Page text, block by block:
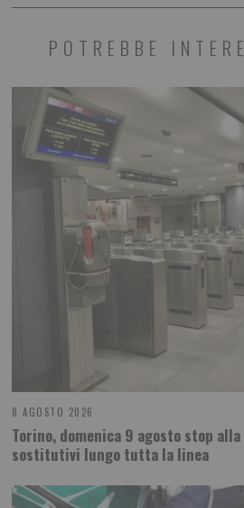
POTREBBE
8 AGOSTO 2026
Torino, domenica 9 agosto stop
sostitutivi lungo tutta la linea